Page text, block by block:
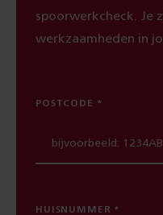
spoorwerkcheck. Je
werkzaamheden in
POSTCODE
HUISNUMMER